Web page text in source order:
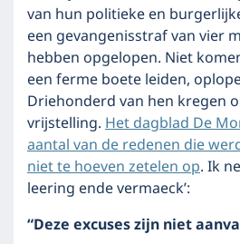
van hun politieke en
een gevangenisstraf van vier
hebben opgelopen. Niet
een ferme boete leiden,
Driehonderd van hen kregen
vrijstelling.Het dagblad De
aantal van de redenen die
niet te hoeven zetelen op. Ik
leering ende vermaeck’:
“Deze excuses zijn niet